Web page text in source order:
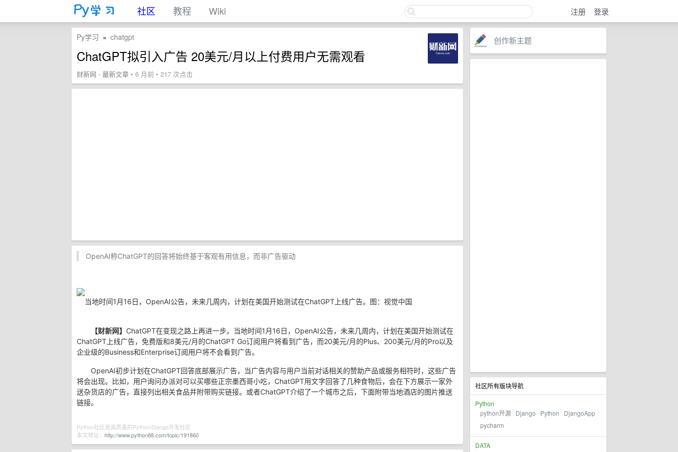
社区 教程 Wiki 注册 登录
创作新主题
社区所有版块导航
Python
python开源 Django Python
DjangoApp
pycharm
DATA
Py学习 » chatgpt
ChatGPT拟引入广告 20美元/月以上付费用户无需观看
财新网 - 最新文章 • 6 月前 • 217 次点击
OpenAI称ChatGPT的回答将始终基于客观有用信息，而非广告驱动
当地时间1月16日，OpenAI公告，未来几周内，计划在美国开始测试在ChatGPT上线广告。图：视觉中国
【财新网】 ChatGPT在变现之路上再进一步。当地时间1月16日，OpenAI公告，未来几周内，计划在美国开始测试在
ChatGPT上线广告，免费版和8美元/月的ChatGPT Go订阅用户将看到广告，而20美元/月的Plus、200美元/月的Pro以及
企业级的Business和Enterprise订阅用户将不会看到广告。
OpenAI初步计划在ChatGPT回答底部展示广告，当广告内容与用户当前对话相关的赞助产品或服务相符时，这些广告
将会出现。比如，用户询问办派对可以买哪些正宗墨西哥小吃，ChatGPT用文字回答了几种食物后，会在下方展示一家外
送杂货店的广告，直接列出相关食品并附带购买链接。或者ChatGPT介绍了一个城市之后，下面附带当地酒店的图片推送
链接。
Python社区是高质量的Python/Django开发社区
本文地址： http://www.python88.com/topic/191860